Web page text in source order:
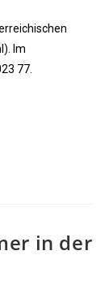
Im
77.
in der